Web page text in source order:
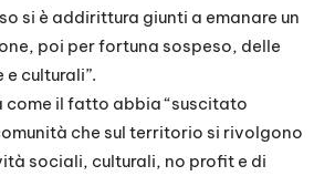
si è addirittura giunti a emanare un
poi per fortuna sospeso, delle
culturali”.
il fatto abbia “suscitato
che sul territorio si rivolgono
sociali, culturali, no profit e di